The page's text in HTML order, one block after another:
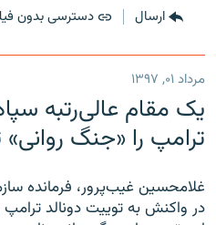
ارسال دسترسی بدون
مرداد ۰۱, ۱۳۹۷
یک مقام عالی‌رتبه
ترامپ را «جنگ
غلامحسین غیب‌پرور، فرمانده
در واکنش به توییت دونالد